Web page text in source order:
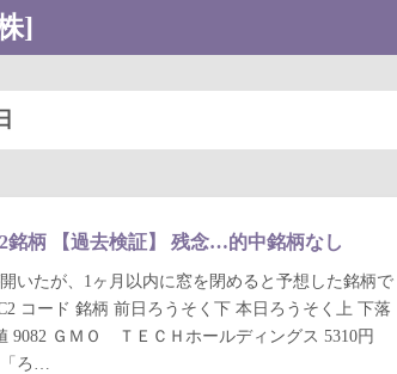
]
2銘柄 【過去検証】 残念…的中銘柄なし
いたが、1ヶ月以内に窓を閉めると予想した銘柄で
コード 銘柄 前日ろうそく下 本日ろうそく上 下落
9082 ＧＭＯ ＴＥＣＨホールディングス 5310円
「ろ…